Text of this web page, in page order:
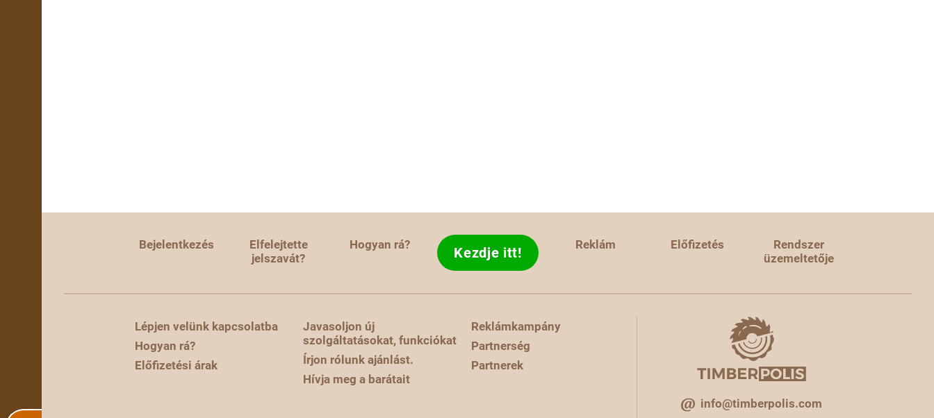
Bejelentkezés
Elfelejtette
jelszavát?
Hogyan rá? Kezdje itt! Reklám Előfizetés
Rendszer
üzemeltetője
Lépjen velünk kapcsolatba
Hogyan rá?
Előfizetési árak
Javasoljon új
szolgáltatásokat, funkciókat
Írjon rólunk ajánlást.
Hívja meg a barátait
Reklámkampány
Partnerség
Partnerek
info@timberpolis.com